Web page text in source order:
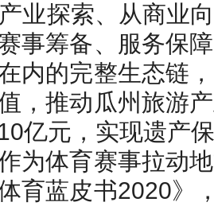
业探索、从商业
事筹备、服务保
内的完整生态链
，推动瓜州旅游
亿元，实现遗产
为体育赛事拉动
育蓝皮书2020》